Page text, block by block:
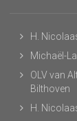
H.
Michaël-
OLV van
Bilthoven
H.